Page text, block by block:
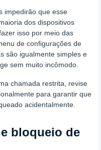
impedirão que esse
dos dispositivos
isso por meio das
de configurações de
são igualmente simples e
sem muito incômodo.
chamada restrita, revise
para garantir que
acidentalmente.
bloqueio de